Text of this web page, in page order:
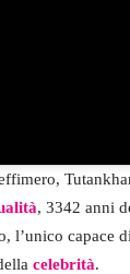
, 3342 anni
l’unico capace
celebrità.